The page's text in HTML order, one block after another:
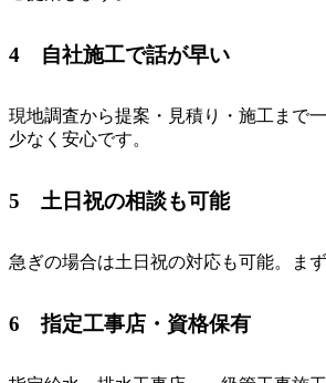
4 自社施工で話が早い
現地調査から提案・見積り・施工まで
少なく安心です。
5 土日祝の相談も可能
急ぎの場合は土日祝の対応も可能。ま
6 指定工事店・資格保有